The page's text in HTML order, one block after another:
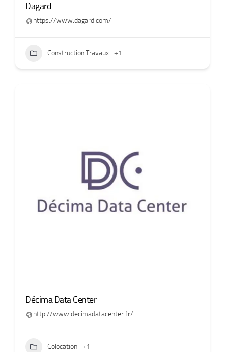
Dagard
https://www.dagard.com/
Construction Travaux +1
Décima Data Center
http://www.decimadatacenter.fr/
Colocation +1